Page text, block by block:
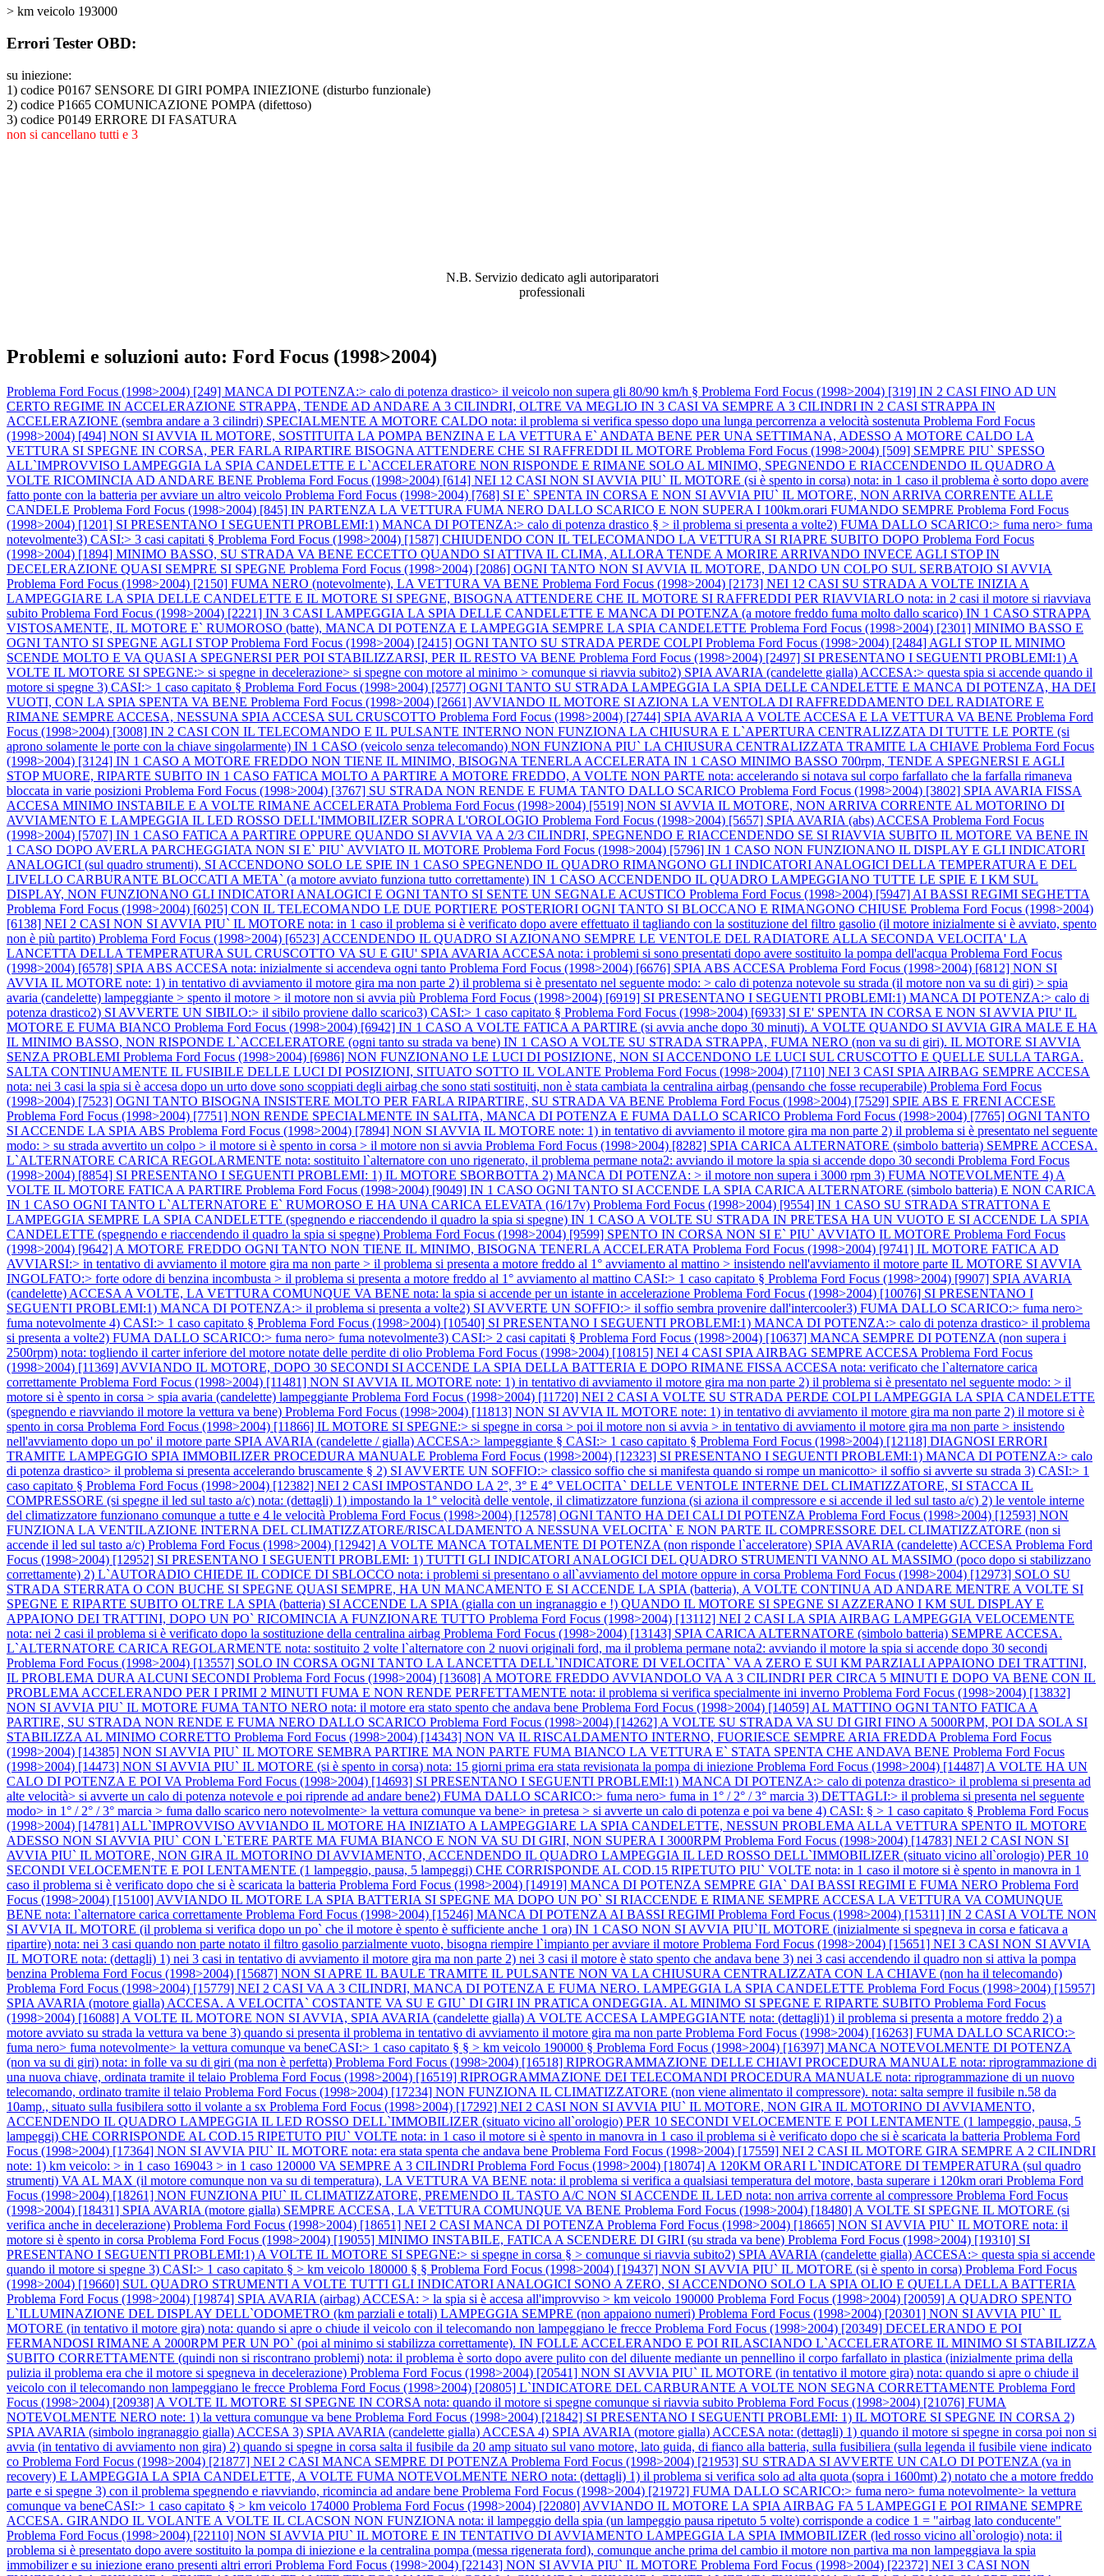
> km veicolo 193000
Errori Tester OBD:
su iniezione:
1) codice P0167 SENSORE DI GIRI POMPA INIEZIONE (disturbo funzionale)
2) codice P1665 COMUNICAZIONE POMPA (difettoso)
3) codice P0149 ERRORE DI FASATURA
non si cancellano tutti e 3
N.B. Servizio dedicato agli autoriparatori
professionali
Problemi e soluzioni auto: Ford Focus (1998>2004)
Problema Ford Focus (1998>2004) [249] MANCA DI POTENZA:> calo di potenza drastico> il veicolo non supera gli 80/90 km/h § Problema Ford Focus (1998>2004) [319] IN 2 CASI FINO AD UN
CERTO REGIME IN ACCELERAZIONE STRAPPA, TENDE AD ANDARE A 3 CILINDRI, OLTRE VA MEGLIO IN 3 CASI VA SEMPRE A 3 CILINDRI IN 2 CASI STRAPPA IN
ACCELERAZIONE (sembra andare a 3 cilindri) SPECIALMENTE A MOTORE CALDO nota: il problema si verifica spesso dopo una lunga percorrenza a velocità sostenuta Problema Ford Focus
(1998>2004) [494] NON SI AVVIA IL MOTORE, SOSTITUITA LA POMPA BENZINA E LA VETTURA E` ANDATA BENE PER UNA SETTIMANA, ADESSO A MOTORE CALDO LA
VETTURA SI SPEGNE IN CORSA, PER FARLA RIPARTIRE BISOGNA ATTENDERE CHE SI RAFFREDDI IL MOTORE Problema Ford Focus (1998>2004) [509] SEMPRE PIU` SPESSO
ALL`IMPROVVISO LAMPEGGIA LA SPIA CANDELETTE E L`ACCELERATORE NON RISPONDE E RIMANE SOLO AL MINIMO, SPEGNENDO E RIACCENDENDO IL QUADRO A
VOLTE RICOMINCIA AD ANDARE BENE Problema Ford Focus (1998>2004) [614] NEI 12 CASI NON SI AVVIA PIU` IL MOTORE (si è spento in corsa) nota: in 1 caso il problema è sorto dopo avere
fatto ponte con la batteria per avviare un altro veicolo Problema Ford Focus (1998>2004) [768] SI E` SPENTA IN CORSA E NON SI AVVIA PIU` IL MOTORE, NON ARRIVA CORRENTE ALLE
CANDELE Problema Ford Focus (1998>2004) [845] IN PARTENZA LA VETTURA FUMA NERO DALLO SCARICO E NON SUPERA I 100km.orari FUMANDO SEMPRE Problema Ford Focus
(1998>2004) [1201] SI PRESENTANO I SEGUENTI PROBLEMI:1) MANCA DI POTENZA:> calo di potenza drastico § > il problema si presenta a volte2) FUMA DALLO SCARICO:> fuma nero> fuma
notevolmente3) CASI:> 3 casi capitati § Problema Ford Focus (1998>2004) [1587] CHIUDENDO CON IL TELECOMANDO LA VETTURA SI RIAPRE SUBITO DOPO Problema Ford Focus
(1998>2004) [1894] MINIMO BASSO, SU STRADA VA BENE ECCETTO QUANDO SI ATTIVA IL CLIMA, ALLORA TENDE A MORIRE ARRIVANDO INVECE AGLI STOP IN
DECELERAZIONE QUASI SEMPRE SI SPEGNE Problema Ford Focus (1998>2004) [2086] OGNI TANTO NON SI AVVIA IL MOTORE, DANDO UN COLPO SUL SERBATOIO SI AVVIA
Problema Ford Focus (1998>2004) [2150] FUMA NERO (notevolmente), LA VETTURA VA BENE Problema Ford Focus (1998>2004) [2173] NEI 12 CASI SU STRADA A VOLTE INIZIA A
LAMPEGGIARE LA SPIA DELLE CANDELETTE E IL MOTORE SI SPEGNE, BISOGNA ATTENDERE CHE IL MOTORE SI RAFFREDDI PER RIAVVIARLO nota: in 2 casi il motore si riavviava
subito Problema Ford Focus (1998>2004) [2221] IN 3 CASI LAMPEGGIA LA SPIA DELLE CANDELETTE E MANCA DI POTENZA (a motore freddo fuma molto dallo scarico) IN 1 CASO STRAPPA
VISTOSAMENTE, IL MOTORE E` RUMOROSO (batte), MANCA DI POTENZA E LAMPEGGIA SEMPRE LA SPIA CANDELETTE Problema Ford Focus (1998>2004) [2301] MINIMO BASSO E
OGNI TANTO SI SPEGNE AGLI STOPProblema Ford Focus (1998>2004) [2415] OGNI TANTO SU STRADA PERDE COLPI Problema Ford Focus (1998>2004) [2484] AGLI STOP IL MINIMO
SCENDE MOLTO E VA QUASI A SPEGNERSI PER POI STABILIZZARSI, PER IL RESTO VA BENE Problema Ford Focus (1998>2004) [2497] SI PRESENTANO I SEGUENTI PROBLEMI:1) A
VOLTE IL MOTORE SI SPEGNE:> si spegne in decelerazione> si spegne con motore al minimo > comunque si riavvia subito2) SPIA AVARIA (candelette gialla) ACCESA:> questa spia si accende quando il
motore si spegne 3) CASI:> 1 caso capitato § Problema Ford Focus (1998>2004) [2577] OGNI TANTO SU STRADA LAMPEGGIA LA SPIA DELLE CANDELETTE E MANCA DI POTENZA, HA DEI
VUOTI, CON LA SPIA SPENTA VA BENE Problema Ford Focus (1998>2004) [2661] AVVIANDO IL MOTORE SI AZIONA LA VENTOLA DI RAFFREDDAMENTO DEL RADIATORE E
RIMANE SEMPRE ACCESA, NESSUNA SPIA ACCESA SUL CRUSCOTTO Problema Ford Focus (1998>2004) [2744] SPIA AVARIA A VOLTE ACCESA E LA VETTURA VA BENE Problema Ford
Focus (1998>2004) [3008] IN 2 CASI CON IL TELECOMANDO E IL PULSANTE INTERNO NON FUNZIONA LA CHIUSURA E L`APERTURA CENTRALIZZATA DI TUTTE LE PORTE (si
aprono solamente le porte con la chiave singolarmente) IN 1 CASO (veicolo senza telecomando) NON FUNZIONA PIU` LA CHIUSURA CENTRALIZZATA TRAMITE LA CHIAVE Problema Ford Focus
(1998>2004) [3124] IN 1 CASO A MOTORE FREDDO NON TIENE IL MINIMO, BISOGNA TENERLA ACCELERATA IN 1 CASO MINIMO BASSO 700rpm, TENDE A SPEGNERSI E AGLI
STOP MUORE, RIPARTE SUBITO IN 1 CASO FATICA MOLTO A PARTIRE A MOTORE FREDDO, A VOLTE NON PARTE nota: accelerando si notava sul corpo farfallato che la farfalla rimaneva
bloccata in varie posizioni Problema Ford Focus (1998>2004) [3767] SU STRADA NON RENDE E FUMA TANTO DALLO SCARICO Problema Ford Focus (1998>2004) [3802] SPIA AVARIA FISSA
ACCESA MINIMO INSTABILE E A VOLTE RIMANE ACCELERATA Problema Ford Focus (1998>2004) [5519] NON SI AVVIA IL MOTORE, NON ARRIVA CORRENTE AL MOTORINO DI
AVVIAMENTO E LAMPEGGIA IL LED ROSSO DELL'IMMOBILIZER SOPRA L'OROLOGIO Problema Ford Focus (1998>2004) [5657] SPIA AVARIA (abs) ACCESA Problema Ford Focus
(1998>2004) [5707] IN 1 CASO FATICA A PARTIRE OPPURE QUANDO SI AVVIA VA A 2/3 CILINDRI, SPEGNENDO E RIACCENDENDO SE SI RIAVVIA SUBITO IL MOTORE VA BENE IN
1 CASO DOPO AVERLA PARCHEGGIATA NON SI E` PIU` AVVIATO IL MOTORE Problema Ford Focus (1998>2004) [5796] IN 1 CASO NON FUNZIONANO IL DISPLAY E GLI INDICATORI
ANALOGICI (sul quadro strumenti), SI ACCENDONO SOLO LE SPIE IN 1 CASO SPEGNENDO IL QUADRO RIMANGONO GLI INDICATORI ANALOGICI DELLA TEMPERATURA E DEL
LIVELLO CARBURANTE BLOCCATI A META` (a motore avviato funziona tutto correttamente) IN 1 CASO ACCENDENDO IL QUADRO LAMPEGGIANO TUTTE LE SPIE E I KM SUL
DISPLAY, NON FUNZIONANO GLI INDICATORI ANALOGICI E OGNI TANTO SI SENTE UN SEGNALE ACUSTICO Problema Ford Focus (1998>2004) [5947] AI BASSI REGIMI SEGHETTA
Problema Ford Focus (1998>2004) [6025] CON IL TELECOMANDO LE DUE PORTIERE POSTERIORI OGNI TANTO SI BLOCCANO E RIMANGONO CHIUSE Problema Ford Focus (1998>2004)
[6138] NEI 2 CASI NON SI AVVIA PIU` IL MOTORE nota: in 1 caso il problema si è verificato dopo avere effettuato il tagliando con la sostituzione del filtro gasolio (il motore inizialmente si è avviato, spento
non è più partito) Problema Ford Focus (1998>2004) [6523] ACCENDENDO IL QUADRO SI AZIONANO SEMPRE LE VENTOLE DEL RADIATORE ALLA SECONDA VELOCITA' LA
LANCETTA DELLA TEMPERATURA SUL CRUSCOTTO VA SU E GIU' SPIA AVARIA ACCESA nota: i problemi si sono presentati dopo avere sostituito la pompa dell'acqua Problema Ford Focus
(1998>2004) [6578] SPIA ABS ACCESA nota: inizialmente si accendeva ogni tanto Problema Ford Focus (1998>2004) [6676] SPIA ABS ACCESA Problema Ford Focus (1998>2004) [6812] NON SI
AVVIA IL MOTORE note: 1) in tentativo di avviamento il motore gira ma non parte 2) il problema si è presentato nel seguente modo: > calo di potenza notevole su strada (il motore non va su di giri) > spia
avaria (candelette) lampeggiante > spento il motore > il motore non si avvia più Problema Ford Focus (1998>2004) [6919] SI PRESENTANO I SEGUENTI PROBLEMI:1) MANCA DI POTENZA:> calo di
potenza drastico2) SI AVVERTE UN SIBILO:> il sibilo proviene dallo scarico3) CASI:> 1 caso capitato § Problema Ford Focus (1998>2004) [6933] SI E' SPENTA IN CORSA E NON SI AVVIA PIU' IL
MOTORE E FUMA BIANCO Problema Ford Focus (1998>2004) [6942] IN 1 CASO A VOLTE FATICA A PARTIRE (si avvia anche dopo 30 minuti). A VOLTE QUANDO SI AVVIA GIRA MALE E HA
IL MINIMO BASSO, NON RISPONDE L`ACCELERATORE (ogni tanto su strada va bene) IN 1 CASO A VOLTE SU STRADA STRAPPA, FUMA NERO (non va su di giri). IL MOTORE SI AVVIA
SENZA PROBLEMI Problema Ford Focus (1998>2004) [6986] NON FUNZIONANO LE LUCI DI POSIZIONE, NON SI ACCENDONO LE LUCI SUL CRUSCOTTO E QUELLE SULLA TARGA.
SALTA CONTINUAMENTE IL FUSIBILE DELLE LUCI DI POSIZIONI, SITUATO SOTTO IL VOLANTE Problema Ford Focus (1998>2004) [7110] NEI 3 CASI SPIA AIRBAG SEMPRE ACCESA
nota: nei 3 casi la spia si è accesa dopo un urto dove sono scoppiati degli airbag che sono stati sostituiti, non è stata cambiata la centralina airbag (pensando che fosse recuperabile) Problema Ford Focus
(1998>2004) [7523] OGNI TANTO BISOGNA INSISTERE MOLTO PER FARLA RIPARTIRE, SU STRADA VA BENE Problema Ford Focus (1998>2004) [7529] SPIE ABS E FRENI ACCESE
Problema Ford Focus (1998>2004) [7751] NON RENDE SPECIALMENTE IN SALITA, MANCA DI POTENZA E FUMA DALLO SCARICO Problema Ford Focus (1998>2004) [7765] OGNI TANTO
SI ACCENDE LA SPIA ABS Problema Ford Focus (1998>2004) [7894] NON SI AVVIA IL MOTORE note: 1) in tentativo di avviamento il motore gira ma non parte 2) il problema si è presentato nel seguente
modo: > su strada avvertito un colpo > il motore si è spento in corsa > il motore non si avvia Problema Ford Focus (1998>2004) [8282] SPIA CARICA ALTERNATORE (simbolo batteria) SEMPRE ACCESA.
L`ALTERNATORE CARICA REGOLARMENTE nota: sostituito l`alternatore con uno rigenerato, il problema permane nota2: avviando il motore la spia si accende dopo 30 secondi Problema Ford Focus
(1998>2004) [8854] SI PRESENTANO I SEGUENTI PROBLEMI: 1) IL MOTORE SBORBOTTA 2) MANCA DI POTENZA: > il motore non supera i 3000 rpm 3) FUMA NOTEVOLMENTE 4) A
VOLTE IL MOTORE FATICA A PARTIRE Problema Ford Focus (1998>2004) [9049] IN 1 CASO OGNI TANTO SI ACCENDE LA SPIA CARICA ALTERNATORE (simbolo batteria) E NON CARICA
IN 1 CASO OGNI TANTO L`ALTERNATORE E` RUMOROSO E HA UNA CARICA ELEVATA (16/17v) Problema Ford Focus (1998>2004) [9554] IN 1 CASO SU STRADA STRATTONA E
LAMPEGGIA SEMPRE LA SPIA CANDELETTE (spegnendo e riaccendendo il quadro la spia si spegne) IN 1 CASO A VOLTE SU STRADA IN PRETESA HA UN VUOTO E SI ACCENDE LA SPIA
CANDELETTE (spegnendo e riaccendendo il quadro la spia si spegne) Problema Ford Focus (1998>2004) [9599] SPENTO IN CORSA NON SI E` PIU` AVVIATO IL MOTORE Problema Ford Focus
(1998>2004) [9642] A MOTORE FREDDO OGNI TANTO NON TIENE IL MINIMO, BISOGNA TENERLA ACCELERATA Problema Ford Focus (1998>2004) [9741] IL MOTORE FATICA AD
AVVIARSI:> in tentativo di avviamento il motore gira ma non parte > il problema si presenta a motore freddo al 1° avviamento al mattino > insistendo nell'avviamento il motore parte IL MOTORE SI AVVIA
INGOLFATO:> forte odore di benzina incombusta > il problema si presenta a motore freddo al 1° avviamento al mattino CASI:> 1 caso capitato § Problema Ford Focus (1998>2004) [9907] SPIA AVARIA
(candelette) ACCESA A VOLTE, LA VETTURA COMUNQUE VA BENE nota: la spia si accende per un istante in accelerazione Problema Ford Focus (1998>2004) [10076] SI PRESENTANO I
SEGUENTI PROBLEMI:1) MANCA DI POTENZA:> il problema si presenta a volte2) SI AVVERTE UN SOFFIO:> il soffio sembra provenire dall'intercooler3) FUMA DALLO SCARICO:> fuma nero>
fuma notevolmente 4) CASI:> 1 caso capitato § Problema Ford Focus (1998>2004) [10540] SI PRESENTANO I SEGUENTI PROBLEMI:1) MANCA DI POTENZA:> calo di potenza drastico> il problema
si presenta a volte2) FUMA DALLO SCARICO:> fuma nero> fuma notevolmente3) CASI:> 2 casi capitati § Problema Ford Focus (1998>2004) [10637] MANCA SEMPRE DI POTENZA (non supera i
2500rpm) nota: togliendo il carter inferiore del motore notate delle perdite di olio Problema Ford Focus (1998>2004) [10815] NEI 4 CASI SPIA AIRBAG SEMPRE ACCESA Problema Ford Focus
(1998>2004) [11369] AVVIANDO IL MOTORE, DOPO 30 SECONDI SI ACCENDE LA SPIA DELLA BATTERIA E DOPO RIMANE FISSA ACCESA nota: verificato che l`alternatore carica
correttamente Problema Ford Focus (1998>2004) [11481] NON SI AVVIA IL MOTORE note: 1) in tentativo di avviamento il motore gira ma non parte 2) il problema si è presentato nel seguente modo: > il
motore si è spento in corsa > spia avaria (candelette) lampeggiante Problema Ford Focus (1998>2004) [11720] NEI 2 CASI A VOLTE SU STRADA PERDE COLPI LAMPEGGIA LA SPIA CANDELETTE
(spegnendo e riavviando il motore la vettura va bene) Problema Ford Focus (1998>2004) [11813] NON SI AVVIA IL MOTORE note: 1) in tentativo di avviamento il motore gira ma non parte 2) il motore si è
spento in corsa Problema Ford Focus (1998>2004) [11866] IL MOTORE SI SPEGNE:> si spegne in corsa > poi il motore non si avvia > in tentativo di avviamento il motore gira ma non parte > insistendo
nell'avviamento dopo un po' il motore parte SPIA AVARIA (candelette / gialla) ACCESA:> lampeggiante § CASI:> 1 caso capitato § Problema Ford Focus (1998>2004) [12118] DIAGNOSI ERRORI
TRAMITE LAMPEGGIO SPIA IMMOBILIZER PROCEDURA MANUALE Problema Ford Focus (1998>2004) [12323] SI PRESENTANO I SEGUENTI PROBLEMI:1) MANCA DI POTENZA:> calo
di potenza drastico> il problema si presenta accelerando bruscamente § 2) SI AVVERTE UN SOFFIO:> classico soffio che si manifesta quando si rompe un manicotto> il soffio si avverte su strada 3) CASI:> 1
caso capitato § Problema Ford Focus (1998>2004) [12382] NEI 2 CASI IMPOSTANDO LA 2°, 3° E 4° VELOCITA` DELLE VENTOLE INTERNE DEL CLIMATIZZATORE, SI STACCA IL
COMPRESSORE (si spegne il led sul tasto a/c) nota: (dettagli) 1) impostando la 1° velocità delle ventole, il climatizzatore funziona (si aziona il compressore e si accende il led sul tasto a/c) 2) le ventole interne
del climatizzatore funzionano comunque a tutte e 4 le velocità Problema Ford Focus (1998>2004) [12578] OGNI TANTO HA DEI CALI DI POTENZA Problema Ford Focus (1998>2004) [12593] NON
FUNZIONA LA VENTILAZIONE INTERNA DEL CLIMATIZZATORE/RISCALDAMENTO A NESSUNA VELOCITA` E NON PARTE IL COMPRESSORE DEL CLIMATIZZATORE (non si
accende il led sul tasto a/c) Problema Ford Focus (1998>2004) [12942] A VOLTE MANCA TOTALMENTE DI POTENZA (non risponde l`acceleratore) SPIA AVARIA (candelette) ACCESA Problema Ford
Focus (1998>2004) [12952] SI PRESENTANO I SEGUENTI PROBLEMI: 1) TUTTI GLI INDICATORI ANALOGICI DEL QUADRO STRUMENTI VANNO AL MASSIMO (poco dopo si stabilizzano
correttamente) 2) L`AUTORADIO CHIEDE IL CODICE DI SBLOCCO nota: i problemi si presentano o all`avviamento del motore oppure in corsa Problema Ford Focus (1998>2004) [12973] SOLO SU
STRADA STERRATA O CON BUCHE SI SPEGNE QUASI SEMPRE, HA UN MANCAMENTO E SI ACCENDE LA SPIA (batteria), A VOLTE CONTINUA AD ANDARE MENTRE A VOLTE SI
SPEGNE E RIPARTE SUBITO OLTRE LA SPIA (batteria) SI ACCENDE LA SPIA (gialla con un ingranaggio e !) QUANDO IL MOTORE SI SPEGNE SI AZZERANO I KM SUL DISPLAY E
APPAIONO DEI TRATTINI, DOPO UN PO` RICOMINCIA A FUNZIONARE TUTTO Problema Ford Focus (1998>2004) [13112] NEI 2 CASI LA SPIA AIRBAG LAMPEGGIA VELOCEMENTE
nota: nei 2 casi il problema si è verificato dopo la sostituzione della centralina airbag Problema Ford Focus (1998>2004) [13143] SPIA CARICA ALTERNATORE (simbolo batteria) SEMPRE ACCESA.
L`ALTERNATORE CARICA REGOLARMENTE nota: sostituito 2 volte l`alternatore con 2 nuovi originali ford, ma il problema permane nota2: avviando il motore la spia si accende dopo 30 secondi
Problema Ford Focus (1998>2004) [13557] SOLO IN CORSA OGNI TANTO LA LANCETTA DELL`INDICATORE DI VELOCITA` VA A ZERO E SUI KM PARZIALI APPAIONO DEI TRATTINI,
IL PROBLEMA DURA ALCUNI SECONDI Problema Ford Focus (1998>2004) [13608] A MOTORE FREDDO AVVIANDOLO VA A 3 CILINDRI PER CIRCA 5 MINUTI E DOPO VA BENE CON IL
PROBLEMA ACCELERANDO PER I PRIMI 2 MINUTI FUMA E NON RENDE PERFETTAMENTE nota: il problema si verifica specialmente ini inverno Problema Ford Focus (1998>2004) [13832]
NON SI AVVIA PIU` IL MOTORE FUMA TANTO NERO nota: il motore era stato spento che andava bene Problema Ford Focus (1998>2004) [14059] AL MATTINO OGNI TANTO FATICA A
PARTIRE, SU STRADA NON RENDE E FUMA NERO DALLO SCARICO Problema Ford Focus (1998>2004) [14262] A VOLTE SU STRADA VA SU DI GIRI FINO A 5000RPM, POI DA SOLA SI
STABILIZZA AL MINIMO CORRETTO Problema Ford Focus (1998>2004) [14343] NON VA IL RISCALDAMENTO INTERNO, FUORIESCE SEMPRE ARIA FREDDA Problema Ford Focus
(1998>2004) [14385] NON SI AVVIA PIU` IL MOTORE SEMBRA PARTIRE MA NON PARTE FUMA BIANCO LA VETTURA E` STATA SPENTA CHE ANDAVA BENE Problema Ford Focus
(1998>2004) [14473] NON SI AVVIA PIU` IL MOTORE (si è spento in corsa) nota: 15 giorni prima era stata revisionata la pompa di iniezione Problema Ford Focus (1998>2004) [14487] A VOLTE HA UN
CALO DI POTENZA E POI VA Problema Ford Focus (1998>2004) [14693] SI PRESENTANO I SEGUENTI PROBLEMI:1) MANCA DI POTENZA:> calo di potenza drastico> il problema si presenta ad
alte velocità> si avverte un calo di potenza notevole e poi riprende ad andare bene2) FUMA DALLO SCARICO:> fuma nero> fuma in 1° / 2° / 3° marcia 3) DETTAGLI:> il problema si presenta nel seguente
modo> in 1° / 2° / 3° marcia > fuma dallo scarico nero notevolmente> la vettura comunque va bene> in pretesa > si avverte un calo di potenza e poi va bene 4) CASI: § > 1 caso capitato § Problema Ford Focus
(1998>2004) [14781] ALL`IMPROVVISO AVVIANDO IL MOTORE HA INIZIATO A LAMPEGGIARE LA SPIA CANDELETTE, NESSUN PROBLEMA ALLA VETTURA SPENTO IL MOTORE
ADESSO NON SI AVVIA PIU` CON L`ETERE PARTE MA FUMA BIANCO E NON VA SU DI GIRI, NON SUPERA I 3000RPM Problema Ford Focus (1998>2004) [14783] NEI 2 CASI NON SI
AVVIA PIU` IL MOTORE, NON GIRA IL MOTORINO DI AVVIAMENTO, ACCENDENDO IL QUADRO LAMPEGGIA IL LED ROSSO DELL`IMMOBILIZER (situato vicino all`orologio) PER 10
SECONDI VELOCEMENTE E POI LENTAMENTE (1 lampeggio, pausa, 5 lampeggi) CHE CORRISPONDE AL COD.15 RIPETUTO PIU` VOLTE nota: in 1 caso il motore si è spento in manovra in 1
caso il problema si è verificato dopo che si è scaricata la batteria Problema Ford Focus (1998>2004) [14919] MANCA DI POTENZA SEMPRE GIA` DAI BASSI REGIMI E FUMA NERO Problema Ford
Focus (1998>2004) [15100] AVVIANDO IL MOTORE LA SPIA BATTERIA SI SPEGNE MA DOPO UN PO` SI RIACCENDE E RIMANE SEMPRE ACCESA LA VETTURA VA COMUNQUE
BENE nota: l`alternatore carica correttamente Problema Ford Focus (1998>2004) [15246] MANCA DI POTENZA AI BASSI REGIMI Problema Ford Focus (1998>2004) [15311] IN 2 CASI A VOLTE NON
SI AVVIA IL MOTORE (il problema si verifica dopo un po` che il motore è spento è sufficiente anche 1 ora) IN 1 CASO NON SI AVVIA PIU`IL MOTORE (inizialmente si spegneva in corsa e faticava a
ripartire) nota: nei 3 casi quando non parte notato il filtro gasolio parzialmente vuoto, bisogna riempire l`impianto per avviare il motore Problema Ford Focus (1998>2004) [15651] NEI 3 CASI NON SI AVVIA
IL MOTORE nota: (dettagli) 1) nei 3 casi in tentativo di avviamento il motore gira ma non parte 2) nei 3 casi il motore è stato spento che andava bene 3) nei 3 casi accendendo il quadro non si attiva la pompa
benzina Problema Ford Focus (1998>2004) [15687] NON SI APRE IL BAULE TRAMITE IL PULSANTE NON VA LA CHIUSURA CENTRALIZZATA CON LA CHIAVE (non ha il telecomando)
Problema Ford Focus (1998>2004) [15779] NEI 2 CASI VA A 3 CILINDRI, MANCA DI POTENZA E FUMA NERO. LAMPEGGIA LA SPIA CANDELETTE Problema Ford Focus (1998>2004) [15957]
SPIA AVARIA (motore gialla) ACCESA. A VELOCITA` COSTANTE VA SU E GIU` DI GIRI IN PRATICA ONDEGGIA. AL MINIMO SI SPEGNE E RIPARTE SUBITO Problema Ford Focus
(1998>2004) [16088] A VOLTE IL MOTORE NON SI AVVIA, SPIA AVARIA (candelette gialla) A VOLTE ACCESA LAMPEGGIANTE nota: (dettagli)1) il problema si presenta a motore freddo 2) a
motore avviato su strada la vettura va bene 3) quando si presenta il problema in tentativo di avviamento il motore gira ma non parte Problema Ford Focus (1998>2004) [16263] FUMA DALLO SCARICO:>
fuma nero> fuma notevolmente> la vettura comunque va beneCASI:> 1 caso capitato § § > km veicolo 190000 § Problema Ford Focus (1998>2004) [16397] MANCA NOTEVOLMENTE DI POTENZA
(non va su di giri) nota: in folle va su di giri (ma non è perfetta) Problema Ford Focus (1998>2004) [16518] RIPROGRAMMAZIONE DELLE CHIAVI PROCEDURA MANUALE nota: riprogrammazione di
una nuova chiave, ordinata tramite il telaio Problema Ford Focus (1998>2004) [16519] RIPROGRAMMAZIONE DEI TELECOMANDI PROCEDURA MANUALE nota: riprogrammazione di un nuovo
telecomando, ordinato tramite il telaio Problema Ford Focus (1998>2004) [17234] NON FUNZIONA IL CLIMATIZZATORE (non viene alimentato il compressore). nota: salta sempre il fusibile n.58 da
10amp., situato sulla fusibilera sotto il volante a sx Problema Ford Focus (1998>2004) [17292] NEI 2 CASI NON SI AVVIA PIU` IL MOTORE, NON GIRA IL MOTORINO DI AVVIAMENTO,
ACCENDENDO IL QUADRO LAMPEGGIA IL LED ROSSO DELL`IMMOBILIZER (situato vicino all`orologio) PER 10 SECONDI VELOCEMENTE E POI LENTAMENTE (1 lampeggio, pausa, 5
lampeggi) CHE CORRISPONDE AL COD.15 RIPETUTO PIU` VOLTE nota: in 1 caso il motore si è spento in manovra in 1 caso il problema si è verificato dopo che si è scaricata la batteria Problema Ford
Focus (1998>2004) [17364] NON SI AVVIA PIU` IL MOTORE nota: era stata spenta che andava bene Problema Ford Focus (1998>2004) [17559] NEI 2 CASI IL MOTORE GIRA SEMPRE A 2 CILINDRI
note: 1) km veicolo: > in 1 caso 169043 > in 1 caso 120000 VA SEMPRE A 3 CILINDRI Problema Ford Focus (1998>2004) [18074] A 120KM ORARI L`INDICATORE DI TEMPERATURA (sul quadro
strumenti) VA AL MAX (il motore comunque non va su di temperatura), LA VETTURA VA BENE nota: il problema si verifica a qualsiasi temperatura del motore, basta superare i 120km orari Problema Ford
Focus (1998>2004) [18261] NON FUNZIONA PIU` IL CLIMATIZZATORE, PREMENDO IL TASTO A/C NON SI ACCENDE IL LED nota: non arriva corrente al compressore Problema Ford Focus
(1998>2004) [18431] SPIA AVARIA (motore gialla) SEMPRE ACCESA, LA VETTURA COMUNQUE VA BENE Problema Ford Focus (1998>2004) [18480] A VOLTE SI SPEGNE IL MOTORE (si
verifica anche in decelerazione) Problema Ford Focus (1998>2004) [18651] NEI 2 CASI MANCA DI POTENZA Problema Ford Focus (1998>2004) [18665] NON SI AVVIA PIU` IL MOTORE nota: il
motore si è spento in corsa Problema Ford Focus (1998>2004) [19055] MINIMO INSTABILE, FATICA A SCENDERE DI GIRI (su strada va bene) Problema Ford Focus (1998>2004) [19310] SI
PRESENTANO I SEGUENTI PROBLEMI:1) A VOLTE IL MOTORE SI SPEGNE:> si spegne in corsa § > comunque si riavvia subito2) SPIA AVARIA (candelette gialla) ACCESA:> questa spia si accende
quando il motore si spegne 3) CASI:> 1 caso capitato § > km veicolo 180000 § § Problema Ford Focus (1998>2004) [19437] NON SI AVVIA PIU` IL MOTORE (si è spento in corsa) Problema Ford Focus
(1998>2004) [19660] SUL QUADRO STRUMENTI A VOLTE TUTTI GLI INDICATORI ANALOGICI SONO A ZERO, SI ACCENDONO SOLO LA SPIA OLIO E QUELLA DELLA BATTERIA
Problema Ford Focus (1998>2004) [19874] SPIA AVARIA (airbag) ACCESA: > la spia si è accesa all'improvviso > km veicolo 190000 Problema Ford Focus (1998>2004) [20059] A QUADRO SPENTO
L`ILLUMINAZIONE DEL DISPLAY DELL`ODOMETRO (km parziali e totali) LAMPEGGIA SEMPRE (non appaiono numeri) Problema Ford Focus (1998>2004) [20301] NON SI AVVIA PIU` IL
MOTORE (in tentativo il motore gira) nota: quando si apre o chiude il veicolo con il telecomando non lampeggiano le frecce Problema Ford Focus (1998>2004) [20349] DECELERANDO E POI
FERMANDOSI RIMANE A 2000RPM PER UN PO` (poi al minimo si stabilizza correttamente). IN FOLLE ACCELERANDO E POI RILASCIANDO L`ACCELERATORE IL MINIMO SI STABILIZZA
SUBITO CORRETTAMENTE (quindi non si riscontrano problemi) nota: il problema è sorto dopo avere pulito con del diluente mediante un pennellino il corpo farfallato in plastica (inizialmente prima della
pulizia il problema era che il motore si spegneva in decelerazione) Problema Ford Focus (1998>2004) [20541] NON SI AVVIA PIU` IL MOTORE (in tentativo il motore gira) nota: quando si apre o chiude il
veicolo con il telecomando non lampeggiano le frecce Problema Ford Focus (1998>2004) [20805] L`INDICATORE DEL CARBURANTE A VOLTE NON SEGNA CORRETTAMENTE Problema Ford
Focus (1998>2004) [20938] A VOLTE IL MOTORE SI SPEGNE IN CORSA nota: quando il motore si spegne comunque si riavvia subito Problema Ford Focus (1998>2004) [21076] FUMA
NOTEVOLMENTE NERO note: 1) la vettura comunque va bene Problema Ford Focus (1998>2004) [21842] SI PRESENTANO I SEGUENTI PROBLEMI: 1) IL MOTORE SI SPEGNE IN CORSA 2)
SPIA AVARIA (simbolo ingranaggio gialla) ACCESA 3) SPIA AVARIA (candelette gialla) ACCESA 4) SPIA AVARIA (motore gialla) ACCESA nota: (dettagli) 1) quando il motore si spegne in corsa poi non si
avvia (in tentativo di avviamento non gira) 2) quando si spegne in corsa salta il fusibile da 20 amp situato sul vano motore, lato guida, di fianco alla batteria, sulla fusibiliera (sulla legenda il fusibile viene indicato
co Problema Ford Focus (1998>2004) [21877] NEI 2 CASI MANCA SEMPRE DI POTENZA Problema Ford Focus (1998>2004) [21953] SU STRADA SI AVVERTE UN CALO DI POTENZA (va in
recovery) E LAMPEGGIA LA SPIA CANDELETTE, A VOLTE FUMA NOTEVOLMENTE NERO nota: (dettagli) 1) il problema si verifica solo ad alta quota (sopra i 1600mt) 2) notato che a motore freddo
parte e si spegne 3) con il problema spegnendo e riavviando, ricomincia ad andare bene Problema Ford Focus (1998>2004) [21972] FUMA DALLO SCARICO:> fuma nero> fuma notevolmente> la vettura
comunque va beneCASI:> 1 caso capitato § > km veicolo 174000 Problema Ford Focus (1998>2004) [22080] AVVIANDO IL MOTORE LA SPIA AIRBAG FA 5 LAMPEGGI E POI RIMANE SEMPRE
ACCESA. GIRANDO IL VOLANTE A VOLTE IL CLACSON NON FUNZIONA nota: il lampeggio della spia (un lampeggio pausa ripetuto 5 volte) corrisponde a codice 1 = "airbag lato conducente"
Problema Ford Focus (1998>2004) [22110] NON SI AVVIA PIU` IL MOTORE E IN TENTATIVO DI AVVIAMENTO LAMPEGGIA LA SPIA IMMOBILIZER (led rosso vicino all`orologio) nota: il
problema si è presentato dopo avere sostituito la pompa di iniezione e la centralina pompa (messa rigenerata ford), comunque anche prima del cambio il motore non partiva ma non lampeggiava la spia
immobilizer e su iniezione erano presenti altri errori Problema Ford Focus (1998>2004) [22143] NON SI AVVIA PIU` IL MOTORE Problema Ford Focus (1998>2004) [22372] NEI 3 CASI NON